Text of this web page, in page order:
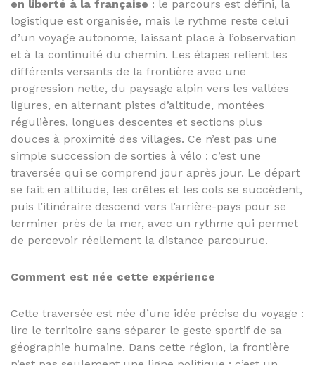
en liberté à la française : le parcours est défini, la
logistique est organisée, mais le rythme reste celui
d’un voyage autonome, laissant place à l’observation
et à la continuité du chemin. Les étapes relient les
différents versants de la frontière avec une
progression nette, du paysage alpin vers les vallées
ligures, en alternant pistes d’altitude, montées
régulières, longues descentes et sections plus
douces à proximité des villages. Ce n’est pas une
simple succession de sorties à vélo : c’est une
traversée qui se comprend jour après jour. Le départ
se fait en altitude, les crêtes et les cols se succèdent,
puis l’itinéraire descend vers l’arrière-pays pour se
terminer près de la mer, avec un rythme qui permet
de percevoir réellement la distance parcourue.
Comment est née cette expérience
Cette traversée est née d’une idée précise du voyage :
lire le territoire sans séparer le geste sportif de sa
géographie humaine. Dans cette région, la frontière